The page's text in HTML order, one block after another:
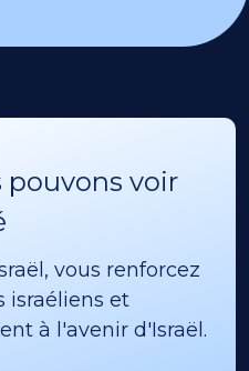
pouvons voir
vous renforcez
israéliens et
à l'avenir d'Israël.